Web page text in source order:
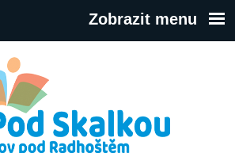
Zobrazit menu